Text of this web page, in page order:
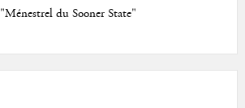
"Ménestrel du Sooner State"